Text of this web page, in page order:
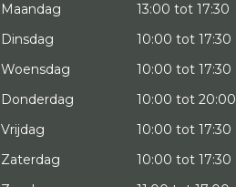
Maandag
13:00 tot 17:30
Dinsdag
10:00 tot 17:30
Woensdag
10:00 tot 17:30
Donderdag
10:00 tot 20:00
Vrijdag
10:00 tot 17:30
Zaterdag
10:00 tot 17:30